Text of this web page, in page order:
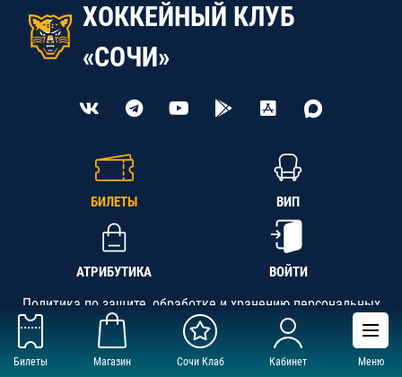
Билеты Магазин Сочи Клаб Кабинет Меню
ХОККЕЙНЫЙ КЛУБ
«СОЧИ»
БИЛЕТЫ ВИП
АТРИБУТИКА ВОЙТИ
Политика по защите, обработке и хранению персональных
данных
АНО «СК «Кубань-Регион», ОГРН 1142300002349,